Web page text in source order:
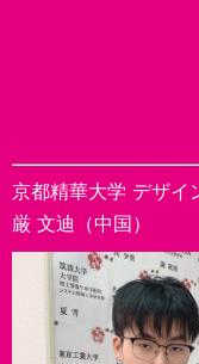
京都精華大学 デザイ
厳 文迪（中国）